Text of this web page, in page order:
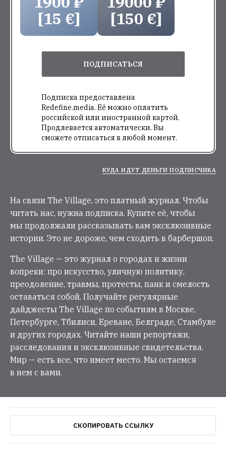
[15 €]
[150 €]
ПОДПИСАТЬСЯ
Подписка предоставлена
Redefine.media. Её можно оплатить
российской или иностранной картой.
Продлевается автоматически. Вы
сможете отписаться в любой момент.
КУДА ИДУТ ДЕНЬГИ ПОДПИСЧИКА
На связи The Village, это платный журнал. Чтобы
читать нас, нужна подписка. Купите её, чтобы
мы продолжали рассказывать вам эксклюзивные
истории. Это не дороже, чем сходить в барбершоп.
The Village — это журнал о городах и жизни
вопреки: про искусство, уличную политику,
преодоление, травмы, протесты, панк и смелость
оставаться собой. Получайте регулярные
дайджесты The Village по событиям в Москве,
Петербурге, Тбилиси, Ереване, Белграде, Стамбуле
и других городах. Читайте наши репортажи,
расследования и эксклюзивные свидетельства.
Мир — есть все, что имеет место. Мы остаемся
в нем с вами.
СКОПИРОВАТЬ ССЫЛКУ